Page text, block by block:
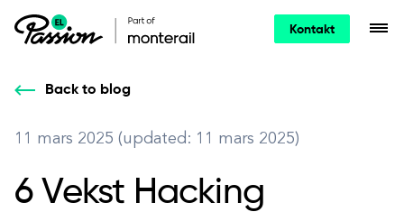
Kontakt
Back to blog
11 mars 2025 (updated: 11 mars 2025)
6 Vekst Hacking